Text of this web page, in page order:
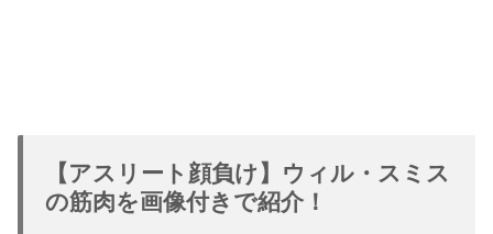
【アスリート顔負け】ウィル・スミス
の筋肉を画像付きで紹介！